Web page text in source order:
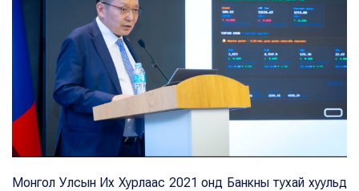
Монгол Улсын Их Хурлаас 2021 онд Банкны тухай хуульд